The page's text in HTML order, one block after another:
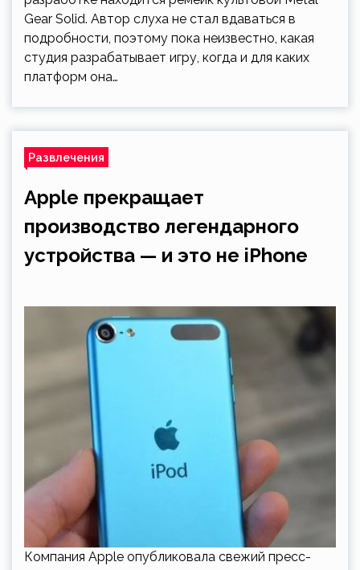
Gear Solid. Автор слуха не стал вдаваться в
подробности, поэтому пока неизвестно, какая
студия разрабатывает игру, когда и для каких
платформ она…
Развлечения
Apple прекращает
производство легендарного
устройства — и это не iPhone
Компания Apple опубликовала свежий пресс-